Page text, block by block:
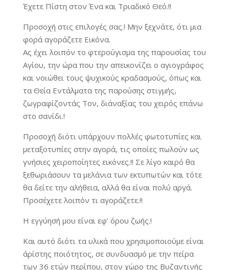
Έχετε Πίστη στον Ένα και Τριαδικό Θεό.!!
Προσοχή στις επιλογές σας.! Μην ξεχνάτε, ότι μια
φορά αγοράζετε Εικόνα.
Ας έχει λοιπόν το φτερούγισμα της παρουσίας του
Αγίου, την ώρα που την απεικονίζει ο αγιογράφος
και νοιώθει τους ψυχικούς κραδασμούς, όπως και
τα Θεία Εντάλματα της παρούσης στιγμής,
ζωγραφίζοντάς Τον, δι΄αναξίας του χειρός επάνω
στο σανίδι.!
Προσοχή διότι υπάρχουν πολλές φωτοτυπίες και
μεταξοτυπίες στην αγορά, τις οποίες πωλούν ως
γνήσιες χειροποίητες εικόνες.!! Σε λίγο καιρό θα
ξεθωριάσουν τα μελάνια των εκτυπωτών και τότε
θα δείτε την αλήθεια, αλλά θα είναι πολύ αργά.
Προσέχετε λοιπόν τι αγοράζετε.!!
Η εγγύησή μου είναι εφ’ όρου ζωής.!
Και αυτό διότι τα υλικά που χρησιμοποιούμε είναι
άρίστης ποιότητος, σε συνδυασμό με την πείρα
των 36 ετών περίπου, στον χώρο της Βυζαντινής